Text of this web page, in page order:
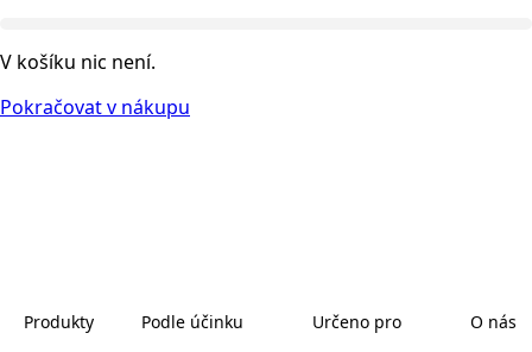
V košíku nic není.
Pokračovat v nákupu
Produkty Podle účinku Určeno pro O nás